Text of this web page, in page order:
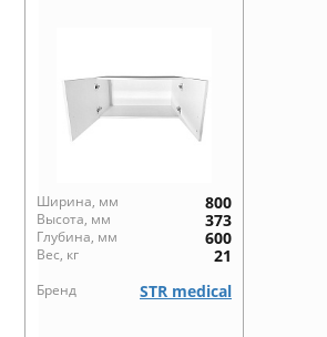
Ширина, мм 800
Высота, мм 373
Глубина, мм 600
Вес, кг 21
Бренд STR medical